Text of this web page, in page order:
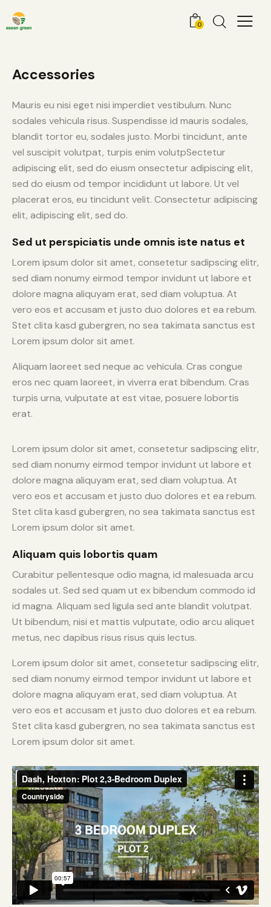
0
Accessories
Mauris eu nisi eget nisi imperdiet vestibulum. Nunc
sodales vehicula risus. Suspendisse id mauris sodales,
blandit tortor eu, sodales justo. Morbi tincidunt, ante
vel suscipit volutpat, turpis enim volutpSectetur
adipiscing elit, sed do eiusm onsectetur adipiscing elit,
sed do eiusm od tempor incididunt ut labore. Ut vel
placerat eros, eu tincidunt velit. Consectetur adipiscing
elit, adipiscing elit, sed do.
Sed ut perspiciatis unde omnis iste natus et
Lorem ipsum dolor sit amet, consetetur sadipscing elitr,
sed diam nonumy eirmod tempor invidunt ut labore et
dolore magna aliquyam erat, sed diam voluptua. At
vero eos et accusam et justo duo dolores et ea rebum.
Stet clita kasd gubergren, no sea takimata sanctus est
Lorem ipsum dolor sit amet.
Aliquam laoreet sed neque ac vehicula. Cras congue
eros nec quam laoreet, in viverra erat bibendum. Cras
turpis urna, vulputate at est vitae, posuere lobortis
erat.
Lorem ipsum dolor sit amet, consetetur sadipscing elitr,
sed diam nonumy eirmod tempor invidunt ut labore et
dolore magna aliquyam erat, sed diam voluptua. At
vero eos et accusam et justo duo dolores et ea rebum.
Stet clita kasd gubergren, no sea takimata sanctus est
Lorem ipsum dolor sit amet.
Aliquam quis lobortis quam
Curabitur pellentesque odio magna, id malesuada arcu
sodales ut. Sed sed quam ut ex bibendum commodo id
id magna. Aliquam sed ligula sed ante blandit volutpat.
Ut bibendum, nisi et mattis vulputate, odio arcu aliquet
metus, nec dapibus risus risus quis lectus.
Lorem ipsum dolor sit amet, consetetur sadipscing elitr,
sed diam nonumy eirmod tempor invidunt ut labore et
dolore magna aliquyam erat, sed diam voluptua. At
vero eos et accusam et justo duo dolores et ea rebum.
Stet clita kasd gubergren, no sea takimata sanctus est
Lorem ipsum dolor sit amet.